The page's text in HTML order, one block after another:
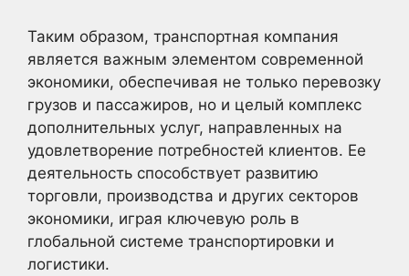
Таким образом, транспортная компания
является важным элементом современной
экономики, обеспечивая не только перевозку
грузов и пассажиров, но и целый комплекс
дополнительных услуг, направленных на
удовлетворение потребностей клиентов. Ее
деятельность способствует развитию
торговли, производства и других секторов
экономики, играя ключевую роль в
глобальной системе транспортировки и
логистики.